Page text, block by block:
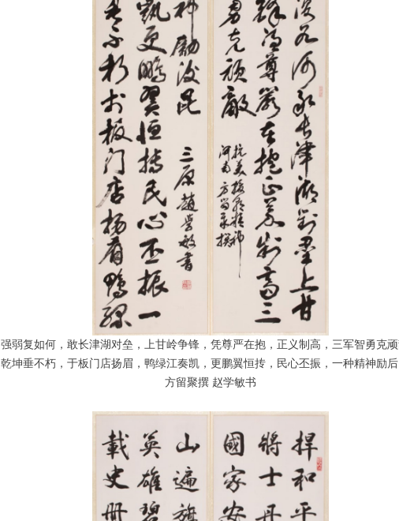
强弱复如何，敢长津湖对垒，上甘岭争锋，凭尊严在抱，正义制高，三军智勇克顽
乾坤垂不朽，于板门店扬眉，鸭绿江奏凯，更鹏翼恒抟，民心丕振，一种精神励后
方留聚撰 赵学敏书